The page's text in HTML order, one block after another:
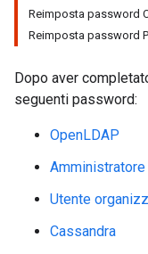
Reimposta password
Reimposta password
Dopo aver
seguenti password:
OpenLDAP
Utente
Cassandra